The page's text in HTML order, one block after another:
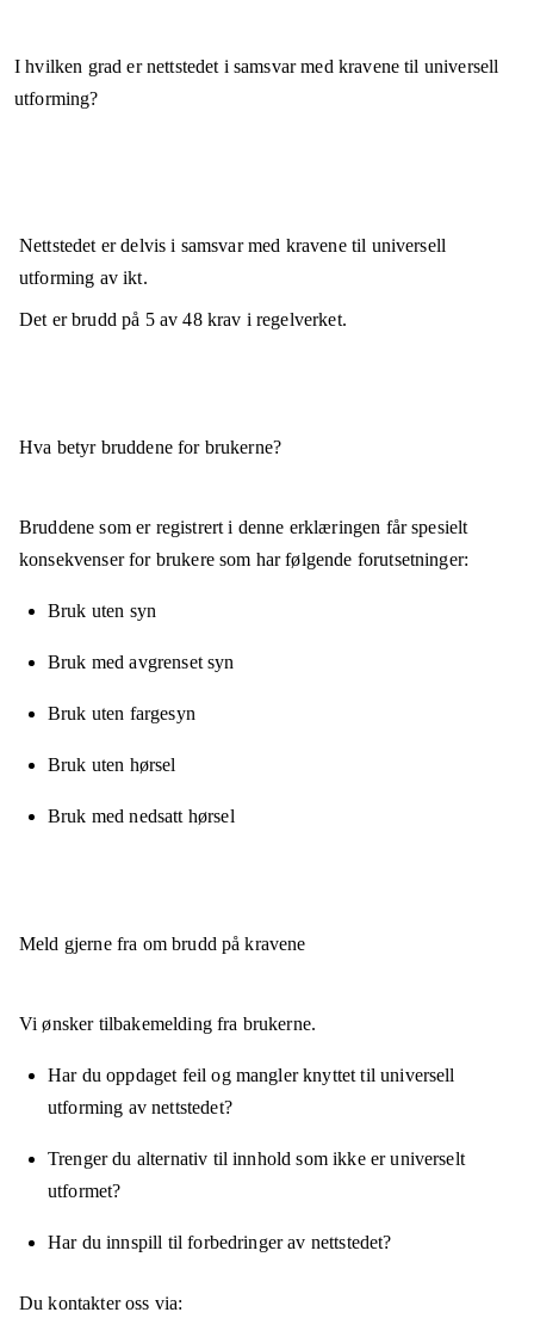
I hvilken grad er nettstedet i samsvar med kravene til universell
utforming?
Nettstedet erdelvis i samsvarmed kravene til universell
utforming av ikt.
Det er brudd på 5av48krav i regelverket.
Hva betyr bruddene for brukerne?
Bruddene som er registrert i denne erklæringen får spesielt
konsekvenser for brukere som har følgende forutsetninger:
Bruk uten syn
Bruk med avgrenset syn
Bruk uten fargesyn
Bruk uten hørsel
Bruk med nedsatt hørsel
Meld gjerne fra om brudd på kravene
Vi ønsker tilbakemelding fra brukerne.
Har du oppdaget feil og mangler knyttet til universell
utforming av nettstedet?
Trenger du alternativ til innhold som ikke er universelt
utformet?
Har du innspill til forbedringer av nettstedet?
Du kontakter oss via: